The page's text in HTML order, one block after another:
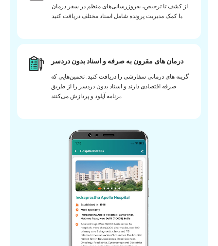
از کشف تا ترخیص، به‌روزرسانی‌های منظم در سفر درمان
با کمک مدیریت پرونده شامل اسناد مختلف دریافت کنید.
درمان های مقرون به صرفه و اسناد بدون دردسر
گزینه های درمانی سفارشی را دریافت کنید. تخمین‌هایی که
صرفه اقتصادی دارند و اسناد بدون دردسر را از طریق
برنامه آپلود و پردازش می‌کنند.